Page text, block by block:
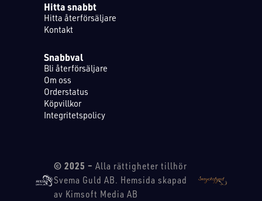
Hitta snabbt
Hitta återförsäljare
Kontakt
Snabbval
Bli återförsäljare
Om oss
Orderstatus
Köpvillkor
Integritetspolicy
© 2025 – Alla rättigheter tillhör
Svema Guld AB. Hemsida skapad
av Kimsoft Media AB